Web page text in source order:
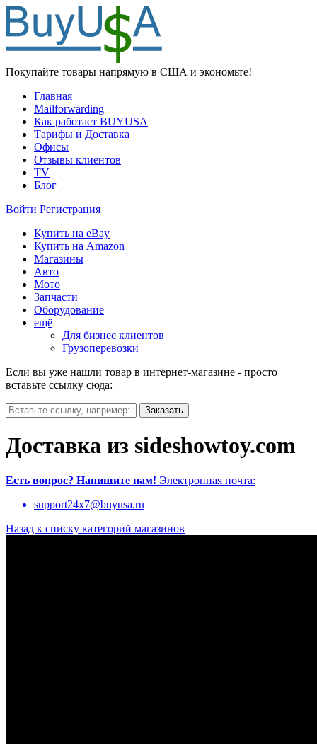
Покупайте товары напрямую в США и экономьте!
Главная
Mailforwarding
Как работает BUYUSA
Тарифы и Доставка
Офисы
Отзывы клиентов
TV
Блог
Войти Регистрация
Купить на eBay
Купить на Amazon
Магазины
Авто
Мото
Запчасти
Оборудование
ещё
Для бизнес клиентов
Грузоперевозки
Если вы уже нашли товар в интернет-магазине - просто
вставьте ссылку сюда:
Доставка из sideshowtoy.com
Есть вопрос? Напишите нам! Электронная почта:
support24x7@buyusa.ru
Назад к списку категорий магазинов